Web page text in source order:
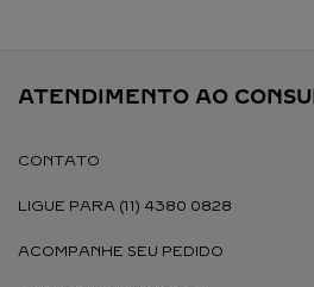
ATENDIMENTO AO
CONTATO
LIGUE PARA (11) 4380 0828
ACOMPANHE SEU PEDIDO